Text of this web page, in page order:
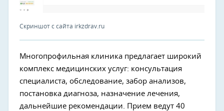
Скриншот с сайта irkzdrav.ru
Многопрофильная клиника предлагает широкий
комплекс медицинских услуг: консультация
специалиста, обследование, забор анализов,
постановка диагноза, назначение лечения,
дальнейшие рекомендации. Прием ведут 40